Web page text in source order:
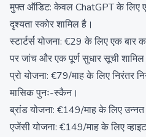
मुफ्त ऑडिट: केवल ChatGPT के लिए
दृश्यता स्कोर शामिल है।
स्टार्टर्स योजना: €29 के लिए एक बार
पर जांच और एक पूर्ण सुधार सूची
प्रो योजना: €79/माह के लिए निरंतर
मासिक पुनः-स्कैन।
ब्रांड योजना: €149/माह के लिए
एजेंसी योजना: €149/माह के लिए